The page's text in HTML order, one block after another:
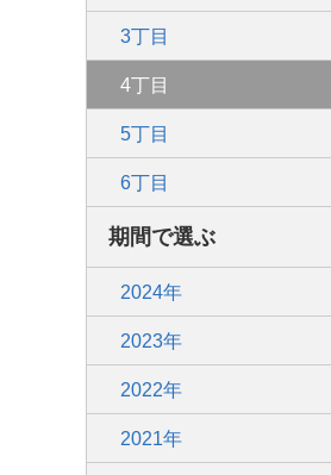
3丁目
4丁目
5丁目
6丁目
期間で選ぶ
2024年
2023年
2022年
2021年